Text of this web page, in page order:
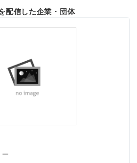
配信した企業・団体